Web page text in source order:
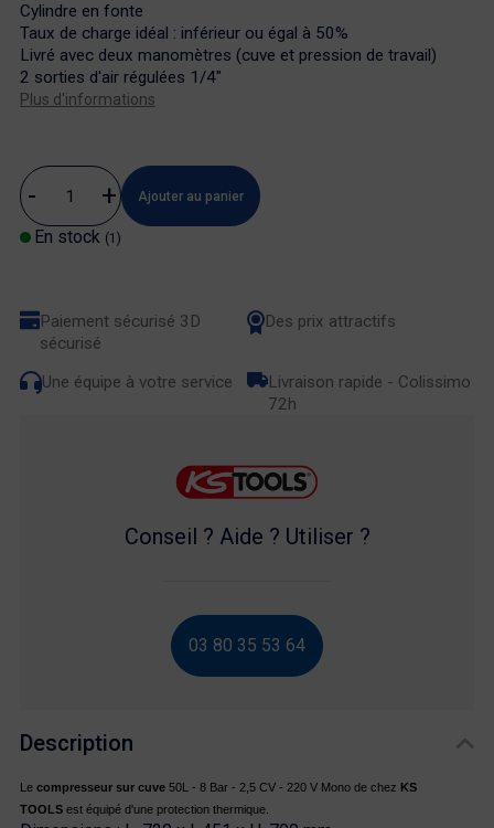
Description
Le compresseur sur cuve50L - 8 Bar - 2,5 CV - 220 V Mono de chez KS
TOOLS est équipé d'une protection thermique.
Cylindre en fonte
Taux de charge idéal : inférieur ou égal à 50%
Livré avec deux manomètres (cuve et pression de travail)
2 sorties d'air régulées 1/4"
Plus d'informations
Ajouter au panier
En stock (1)
Paiement sécurisé 3D
sécurisé
Des prix attractifs
Une équipe à votre service
Livraison rapide - Colissimo
72h
Conseil ? Aide ? Utiliser ?
03 80 35 53 64